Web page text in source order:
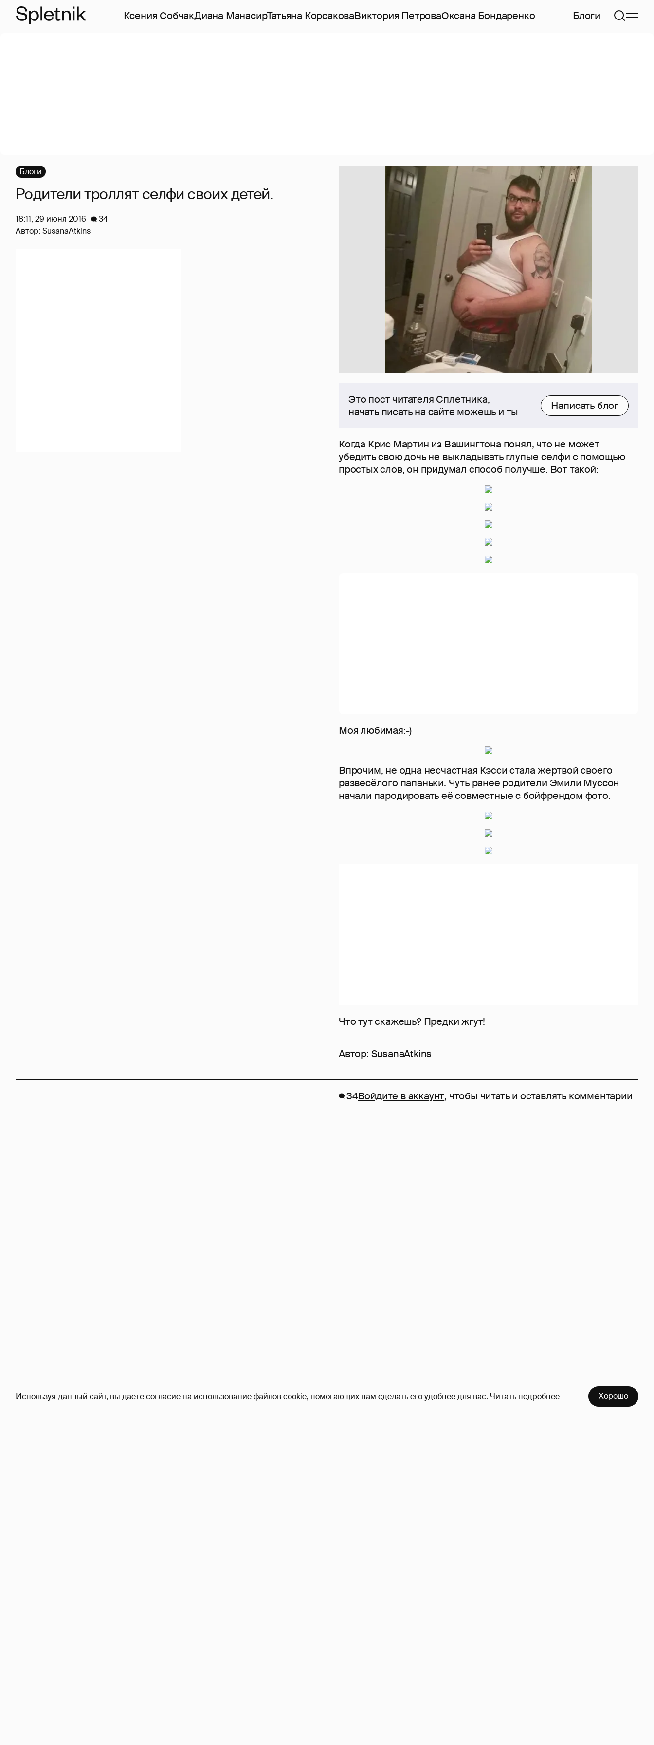
Используя данный сайт, вы даете согласие на использование файлов cookie, помогающих нам сделать его удобнее для вас. Читать подробнее Хорошо
Ксения СобчакДиана МанасирТатьяна КорсаковаВиктория ПетроваОксана Бондаренко Блоги
Это пост читателя Сплетника,
начать писать на сайте можешь и ты
Написать блог
Когда Крис Мартин из Вашингтона понял, что не может
убедить свою дочь не выкладывать глупые селфи с помощью
простых слов, он придумал способ получше. Вот такой:
Моя любимая:-)
Впрочим, не одна несчастная Кэсси стала жертвой своего
развесёлого папаньки. Чуть ранее родители Эмили Муссон
начали пародировать её совместные с бойфрендом фото.
Что тут скажешь? Предки жгут!
Автор: SusanaAtkins
Блоги
Родители троллят селфи своих детей.
18:11, 29 июня 2016
34
Автор: SusanaAtkins
34Войдите в аккаунт, чтобы читать и оставлять комментарии